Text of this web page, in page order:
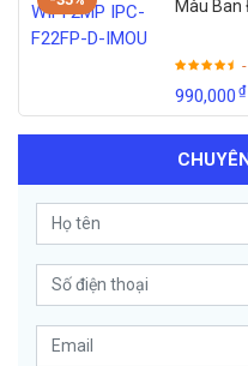
Màu Ban
990,000₫